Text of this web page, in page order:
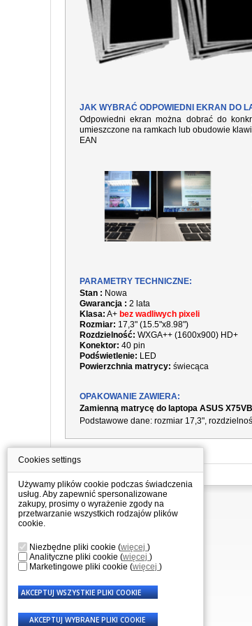
JAK WYBRAĆ ODPOWIEDNI EKRAN DO
Odpowiedni ekran można dobrać do
umieszczone na ramkach lub obudowie
EAN
PARAMETRY TECHNICZNE:
Stan : Nowa
Gwarancja : 2 lata
Klasa: A+ bez wadliwych pixeli
Rozmiar: 17,3" (15.5"x8.98")
Rozdzielność: WXGA++ (1600x900) HD+
Konektor: 40 pin
Podświetlenie: LED
Powierzchnia matrycy: świecąca
OPAKOWANIE ZAWIERA:
Zamienną matrycę do laptopa ASUS
Podstawowe dane: rozmiar 17,3",
Informacje
Sprzedaż hurtowa
Nota prawna
Przetwarzanie danych osobowych
Cookies settings
Używamy plików cookie podczas świadczenia
usług. Aby zapewnić spersonalizowane
zakupy, prosimy o wyrażenie zgody na
przetwarzanie wszystkich rodzajów plików
cookie.
Niezbędne pliki cookie (więcej )
Analityczne pliki cookie (więcej )
Marketingowe pliki cookie (więcej )